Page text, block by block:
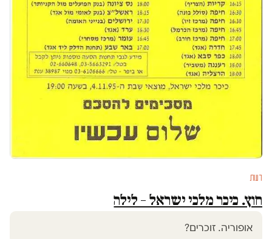
דעות
חוץ. כיכר מלכי ישראל – לילה
אופוריה. זוכרים?